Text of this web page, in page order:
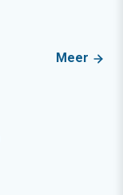
Meer